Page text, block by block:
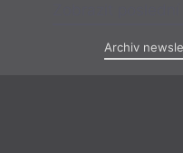
Archiv